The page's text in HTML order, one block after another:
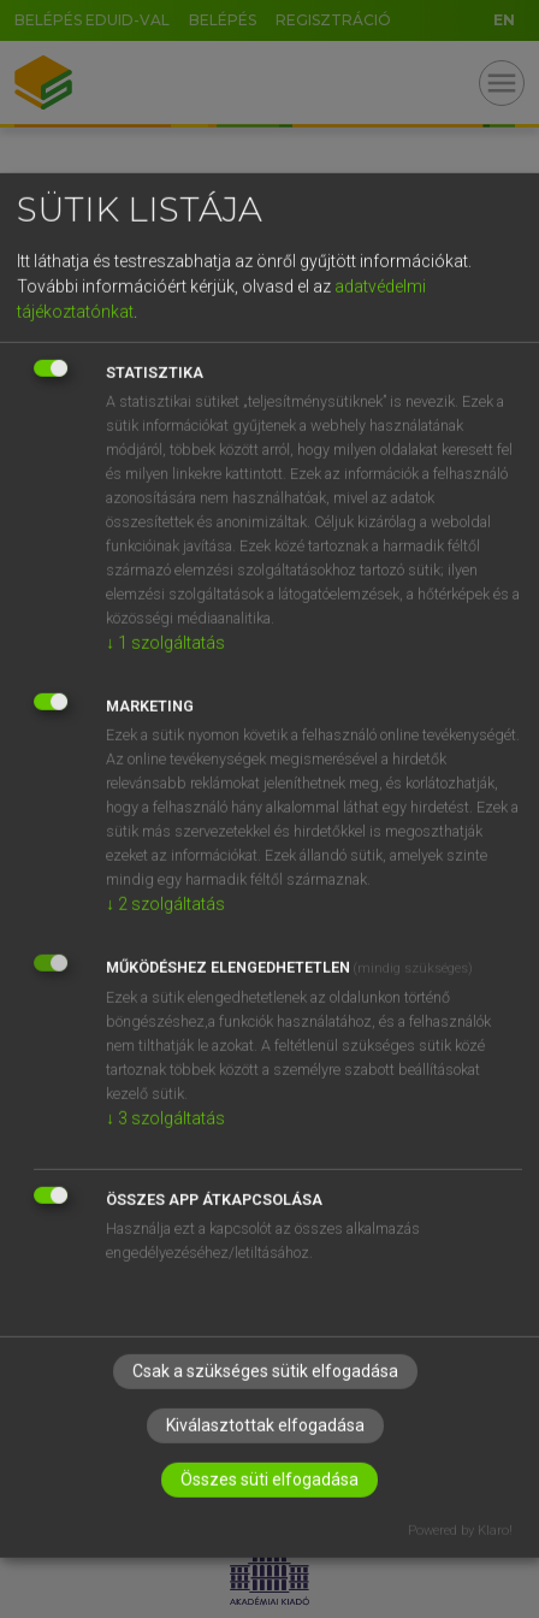
BELÉPÉS EDUID-VAL BELÉPÉS REGISZTRÁCIÓ EN
menu
OOOOPS!
SZOTAR.NET APPLIKÁCIÓ
MICROSOFT OFFICE BŐVÍTMÉNY
BEÉPÜLŐ SZÓTÁRMODUL
ONLINE NYELVVIZSGA
EGYÉNI FELHASZNÁLÓKNAK
TANULÓKNAK
OKTATÁSI INTÉZMÉNYEKNEK
VÁLLALATI MEGOLDÁSOK
RÓLUNK
ELÉRHETŐSÉG
SÜTI BEÁLLÍTÁSOK
LICENCSZERZŐDÉS ADATVÉDELEM
SÜTIK LISTÁJA
Itt láthatja és testreszabhatja az önről gyűjtött információkat.
További információért kérjük, olvasd el az adatvédelmi
tájékoztatónkat
STATISZTIKA
A statisztikai sütiket „teljesítménysütiknek” is nevezik. Ezek a
sütik információkat gyűjtenek a webhely használatának
módjáról, többek között arról, hogy milyen oldalakat keresett fel
és milyen linkekre kattintott. Ezek az információk a felhasználó
azonosítására nem használhatóak, mivel az adatok
összesítettek és anonimizáltak. Céljuk kizárólag a weboldal
funkcióinak javítása. Ezek közé tartoznak a harmadik féltől
származó elemzési szolgáltatásokhoz tartozó sütik; ilyen
elemzési szolgáltatások a látogatóelemzések, a hőtérképek és a
közösségi médiaanalitika.
↓ 1 szolgáltatás
MARKETING
Ezek a sütik nyomon követik a felhasználó online tevékenységét.
Az online tevékenységek megismerésével a hirdetők
relevánsabb reklámokat jeleníthetnek meg, és korlátozhatják,
hogy a felhasználó hány alkalommal láthat egy hirdetést. Ezek a
sütik más szervezetekkel és hirdetőkkel is megoszthatják
ezeket az információkat. Ezek állandó sütik, amelyek szinte
mindig egy harmadik féltől származnak.
↓ 2 szolgáltatás
MŰKÖDÉSHEZ ELENGEDHETETLEN (mindig szükséges)
Ezek a sütik elengedhetetlenek az oldalunkon történő
böngészéshez,a funkciók használatához, és a felhasználók
nem tilthatják le azokat. A feltétlenül szükséges sütik közé
tartoznak többek között a személyre szabott beállításokat
kezelő sütik.
↓ 3 szolgáltatás
ÖSSZES APP ÁTKAPCSOLÁSA
Használja ezt a kapcsolót az összes alkalmazás
engedélyezéséhez/letiltásához.
Csak a szükséges sütik elfogadása
Kiválasztottak elfogadása
Összes süti elfogadása
Powered by Klaro!
GR
5
g h k l
v b n m , . - AltGr